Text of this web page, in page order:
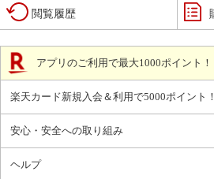
閲覧履歴
アプリのご利用で最大1000ポイント！
楽天カード新規入会＆利用で5000ポイント！
安心・安全への取り組み
ヘルプ